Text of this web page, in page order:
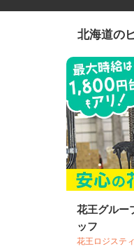
北海道の
花王グルー
ッフ
花王ロジステ